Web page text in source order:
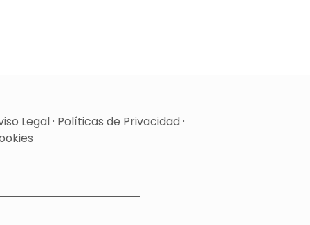
Legal· Políticas de Privacidad·